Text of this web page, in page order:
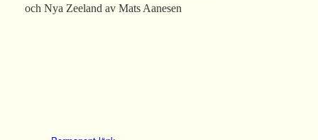
och Nya Zeeland av Mats Aanesen